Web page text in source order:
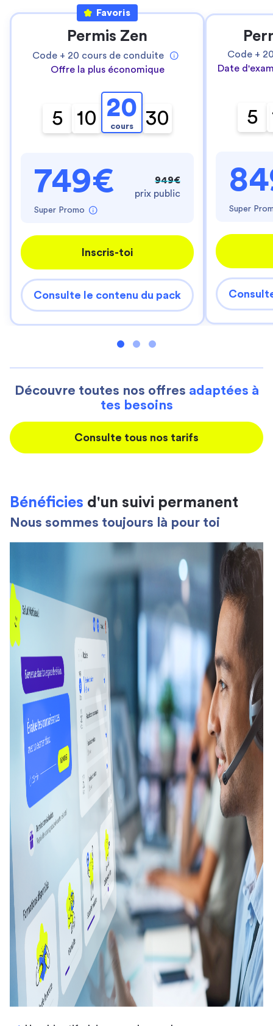
Favoris
Permis Zen
Code + 20 cours de conduite
Offre la plus économique
5 10 20
cours 30
749€
Super Promo
949€
prix public
Inscris-toi
Consulte le contenu du pack
Code +
Date
5
Super
Découvre toutes nos offres adaptées à
tes besoins
Consulte tous nos tarifs
Bénéficies d'un suivi permanent
Nous sommes toujours là pour toi